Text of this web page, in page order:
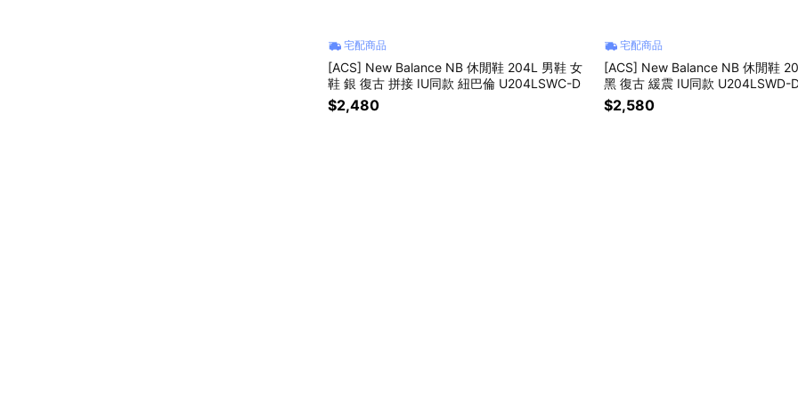
宅配商品
[ACS] New Balance NB 休閒鞋 204L 男鞋 女
鞋 銀 復古 拼接 IU同款 紐巴倫 U204LSWC-D
$2,480
宅配商品
[ACS] New Balance NB 休閒鞋
黑 復古 緩震 IU同款 U204LSWD-
$2,580